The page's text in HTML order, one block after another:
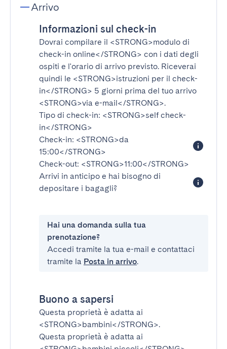
Arrivo
Informazioni sul check-in
Dovrai compilare il <STRONG>modulo di
check-in online</STRONG> con i dati degli
ospiti e l'orario di arrivo previsto. Riceverai
quindi le <STRONG>istruzioni per il check-
in</STRONG> 5 giorni prima del tuo arrivo
<STRONG>via e-mail</STRONG>.
Tipo di check-in: <STRONG>self check-
in</STRONG>
Check-in: <STRONG>da
15:00</STRONG>
Check-out: <STRONG>11:00</STRONG>
Arrivi in anticipo e hai bisogno di
depositare i bagagli?
Hai una domanda sulla tua
prenotazione?
Accedi tramite la tua e-mail e contattaci
tramite la Posta in arrivo.
Buono a sapersi
Questa proprietà è adatta ai
<STRONG>bambini</STRONG>.
Questa proprietà è adatta ai